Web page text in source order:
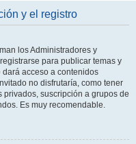
y el registro
los Administradores y
para publicar temas y
acceso a contenidos
no disfrutaría, como tener
suscripción a grupos de
Es muy recomendable.